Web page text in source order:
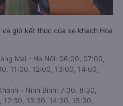
giờ kết thúc của xe khách Hoa
Mai - Hà Nội: 06:00, 07:00,
11:00, 12:00, 13:00, 14:00,
- Ninh Bình: 7:30, 8:30,
12:30, 13:30, 14:30, 15:30,